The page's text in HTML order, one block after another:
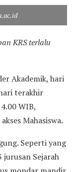
KRS terlalu
Akademik, hari
terakhir
WIB,
Mahasiswa.
Seperti yang
jurusan Sejarah